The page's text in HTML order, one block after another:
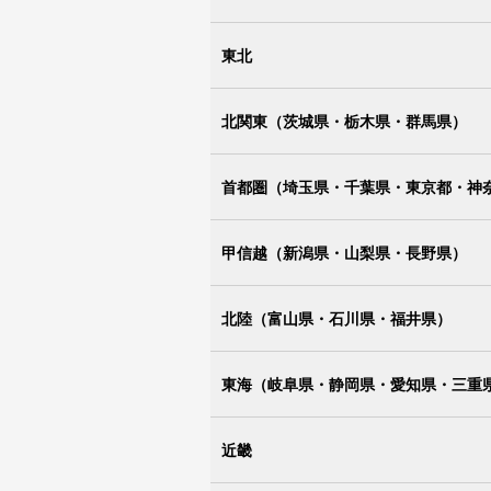
東北
北関東（茨城県・栃木県・群馬県）
首都圏（埼玉県・千葉県・東京都・神
甲信越（新潟県・山梨県・長野県）
北陸（富山県・石川県・福井県）
東海（岐阜県・静岡県・愛知県・三重
近畿